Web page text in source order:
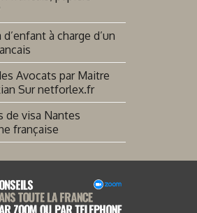
à charge d’un
Avocats par Maitre
Sur netforlex.fr
de visa Nantes
française